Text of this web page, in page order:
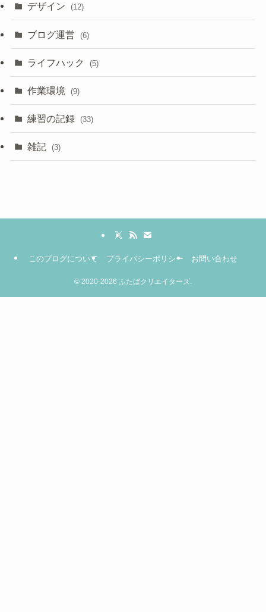
デザイン (12)
ブログ運営 (6)
ライフハック (5)
作業環境 (9)
練習の記録 (33)
雑記 (3)
このブログについて プライバシーポリシー お問い合わせ
© 2020-2026 ふたばクリエイターズ.